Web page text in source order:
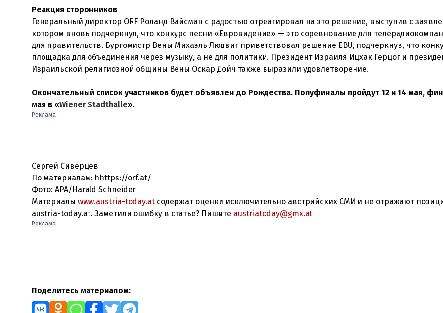
Реакция сторонников
Генеральный директор ORF Роланд Вайсман с радостью отреагировал на это решение, выступив с
котором вновь подчеркнул, что конкурс песни «Евровидение» — это соревнование для
для правительств. Бургомистр Вены Михаэль Людвиг приветствовал решение EBU, подчеркнув, что
площадка для объединения через музыку, а не для политики. Президент Израиля Ицхак Герцог и
Израильской религиозной общины Вены Оскар Дойч также выразили удовлетворение.
Окончательный список участников будет объявлен до Рождества. Полуфиналы пройдут 12 и 14 мая,
мая в «Wiener Stadthalle».
Реклама
Сергей Сиверцев
По материалам: hhttps://orf.at/
Фото: APA/Harald Schneider
Материалы www.austria-today.at содержат оценки исключительно австрийских СМИ и не отражают
austria-today.at. Заметили ошибку в статье? Пишите austriatoday@gmx.at
Реклама
Поделитесь материалом: